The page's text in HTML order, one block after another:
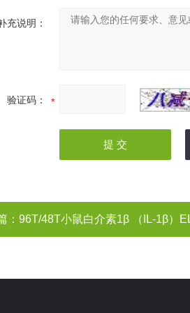
充说明：
验证码：
： 96T/48T小鼠白介素1β （IL-1β）